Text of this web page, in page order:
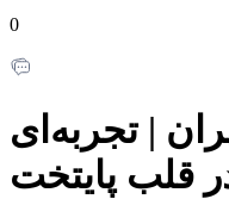
0
| تجربه‌ای
قلب پایتخت